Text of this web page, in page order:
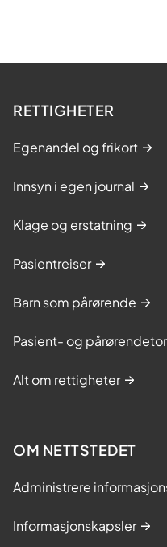
RETTIGHETER
Egenandel og frikort
Innsyn i egen journal
Klage og erstatning
Pasientreiser
Barn som pårørende
Pasient- og
Alt om rettigheter
OM NETTSTEDET
Administrere
Informasjonskapsler